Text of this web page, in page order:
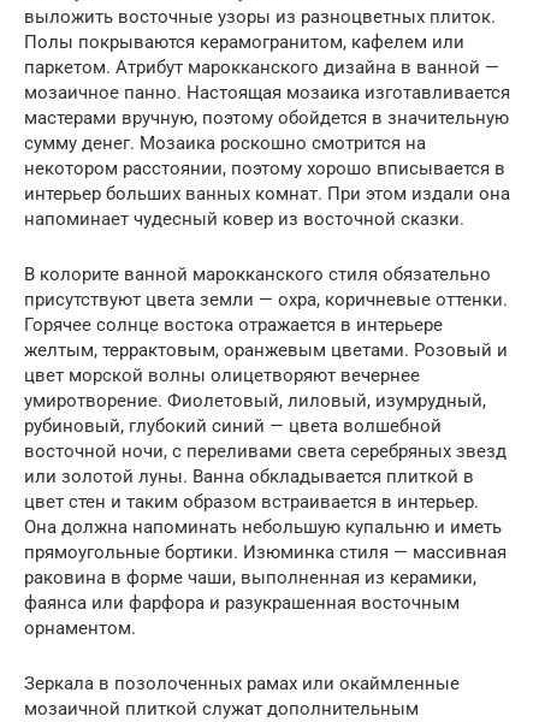
выложить восточные узоры из разноцветных плиток.
Полы покрываются керамогранитом, кафелем или
паркетом. Атрибут марокканского дизайна в ванной —
мозаичное панно. Настоящая мозаика изготавливается
мастерами вручную, поэтому обойдется в значительную
сумму денег. Мозаика роскошно смотрится на
некотором расстоянии, поэтому хорошо вписывается в
интерьер больших ванных комнат. При этом издали она
напоминает чудесный ковер из восточной сказки.
В колорите ванной марокканского стиля обязательно
присутствуют цвета земли — охра, коричневые оттенки.
Горячее солнце востока отражается в интерьере
желтым, террактовым, оранжевым цветами. Розовый и
цвет морской волны олицетворяют вечернее
умиротворение. Фиолетовый, лиловый, изумрудный,
рубиновый, глубокий синий — цвета волшебной
восточной ночи, с переливами света серебряных звезд
или золотой луны. Ванна обкладывается плиткой в
цвет стен и таким образом встраивается в интерьер.
Она должна напоминать небольшую купальню и иметь
прямоугольные бортики. Изюминка стиля — массивная
раковина в форме чаши, выполненная из керамики,
фаянса или фарфора и разукрашенная восточным
орнаментом.
Зеркала в позолоченных рамах или окаймленные
мозаичной плиткой служат дополнительным